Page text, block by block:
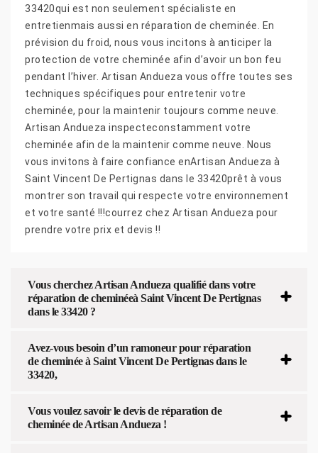
33420qui est non seulement spécialiste en
entretienmais aussi en réparation de cheminée. En
prévision du froid, nous vous incitons à anticiper la
protection de votre cheminée afin d’avoir un bon feu
pendant l’hiver. Artisan Andueza vous offre toutes ses
techniques spécifiques pour entretenir votre
cheminée, pour la maintenir toujours comme neuve.
Artisan Andueza inspecteconstamment votre
cheminée afin de la maintenir comme neuve. Nous
vous invitons à faire confiance enArtisan Andueza à
Saint Vincent De Pertignas dans le 33420prêt à vous
montrer son travail qui respecte votre environnement
et votre santé !!!courrez chez Artisan Andueza pour
prendre votre prix et devis !!
Vous cherchez Artisan Andueza qualifié dans votre
réparation de cheminéeà Saint Vincent De Pertignas
dans le 33420 ?
Avez-vous besoin d’un ramoneur pour réparation
de cheminée à Saint Vincent De Pertignas dans le
33420,
Vous voulez savoir le devis de réparation de
cheminée de Artisan Andueza !